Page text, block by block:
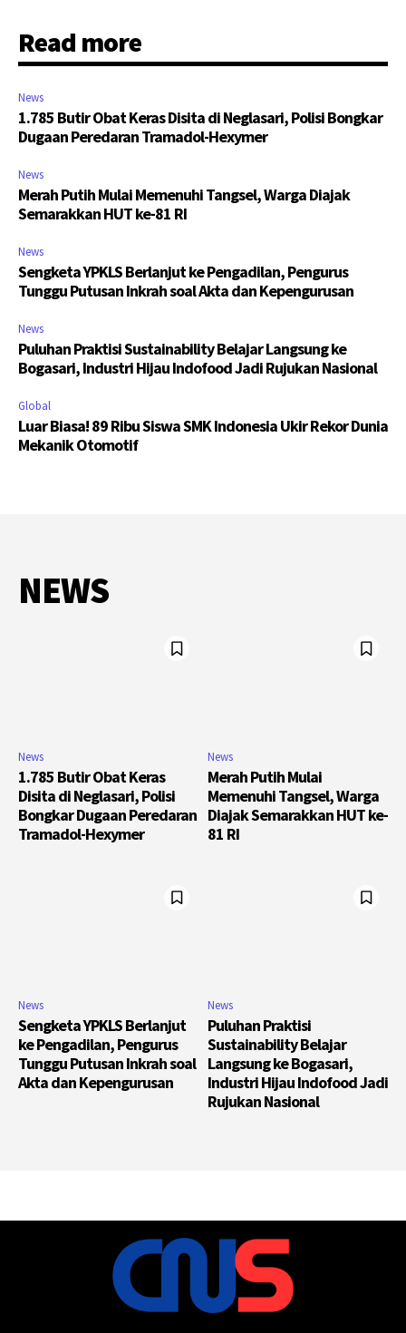
Read more
News
1.785 Butir Obat Keras Disita di Neglasari, Polisi Bongkar
Dugaan Peredaran Tramadol-Hexymer
News
Merah Putih Mulai Memenuhi Tangsel, Warga Diajak
Semarakkan HUT ke-81 RI
News
Sengketa YPKLS Berlanjut ke Pengadilan, Pengurus
Tunggu Putusan Inkrah soal Akta dan Kepengurusan
News
Puluhan Praktisi Sustainability Belajar Langsung ke
Bogasari, Industri Hijau Indofood Jadi Rujukan Nasional
Global
Luar Biasa! 89 Ribu Siswa SMK Indonesia Ukir Rekor Dunia
Mekanik Otomotif
NEWS
News
1.785 Butir Obat Keras
Disita di Neglasari, Polisi
Bongkar Dugaan Peredaran
Tramadol-Hexymer
News
Merah Putih Mulai
Memenuhi Tangsel, Warga
Diajak Semarakkan HUT ke-
81 RI
News
Sengketa YPKLS Berlanjut
ke Pengadilan, Pengurus
Tunggu Putusan Inkrah soal
Akta dan Kepengurusan
News
Puluhan Praktisi
Sustainability Belajar
Langsung ke Bogasari,
Industri Hijau Indofood Jadi
Rujukan Nasional